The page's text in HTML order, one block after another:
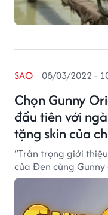
Chọn Gunny
đầu tiên với
tặng skin của
SAO 08/03/2022 -
“Trân trọng giới
của Đen cùng Gunny